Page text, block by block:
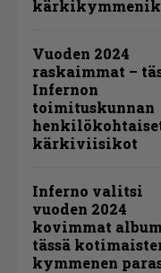
Vuoden 2024
raskaimmat –
Infernon
toimituskunnan
kärkiviisikot
Inferno valitsi
vuoden 2024
kovimmat
tässä
kymmenen